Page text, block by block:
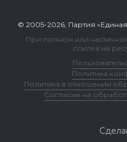
© 2005-2026, Партия
При полном или
ссылка на
Политика
Политика в отношении
Согласие на